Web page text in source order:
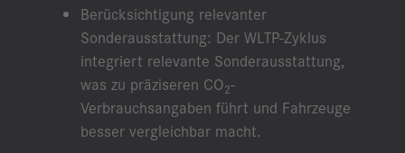
Berücksichtigung relevanter
Sonderausstattung: Der WLTP-Zyklus
integriert relevante Sonderausstattung,
was zu präziseren CO2-
Verbrauchsangaben führt und Fahrzeuge
besser vergleichbar macht.